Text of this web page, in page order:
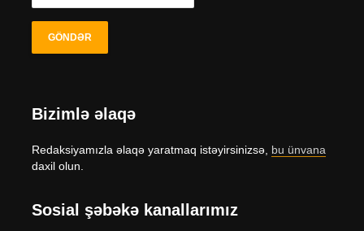
Bizimlə əlaqə
Redaksiyamızla əlaqə yaratmaq istəyirsinizsə, bu ünvana
daxil olun.
Sosial şəbəkə kanallarımız